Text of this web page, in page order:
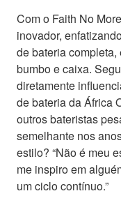
Com o Faith No
inovador,
de bateria
bumbo e caixa.
diretamente
de bateria da África
outros bateristas
semelhante nos
estilo? “Não é meu
me inspiro em
um ciclo contínuo.”